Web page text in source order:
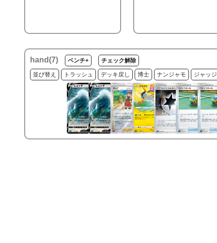
hand(7) ベンチ+ チェック解除
並び替え トラッシュ デッキ戻し 博士 ナンジャモ ジャッ